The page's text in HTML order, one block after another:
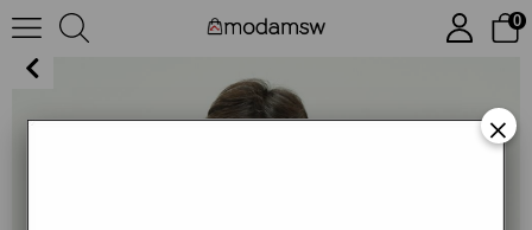
0
MSW Çizgili Regular Fit Erkek Lacivert Polo Yaka T-shirt
×